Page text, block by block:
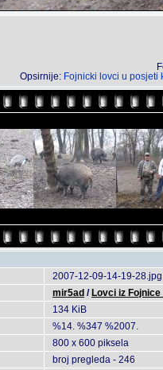
Opsirnije: Fojnicki lovci u posjeti
2007-12-09-14-19-28.jpg
mir5ad / Lovci iz
134 KiB
%14. %347 %2007.
800 x 600 piksela
broj pregleda - 246